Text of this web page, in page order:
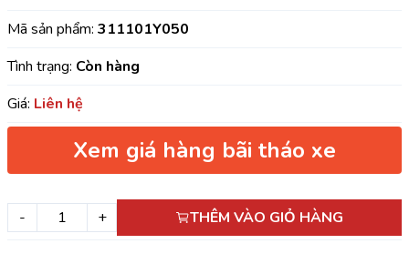
Mã sản phẩm: 311101Y050
Tình trạng: Còn hàng
Giá: Liên hệ
Xem giá hàng bãi tháo xe
- + THÊM VÀO GIỎ HÀNG